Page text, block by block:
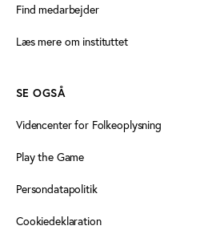
Find medarbejder
Læs mere om instituttet
SE OGSÅ
Videncenter for Folkeoplysning
Play the Game
Persondatapolitik
Cookiedeklaration